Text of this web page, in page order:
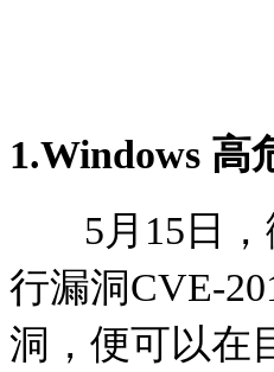
1.Windows 高
5月15日，
行漏洞CVE-
洞，便可以在